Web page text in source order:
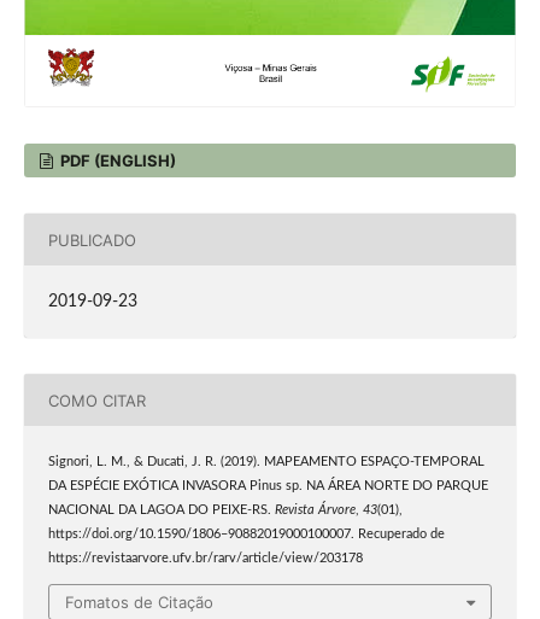
PDF (ENGLISH)
PUBLICADO
2019-09-23
COMO CITAR
Signori, L. M., & Ducati, J. R. (2019). MAPEAMENTO ESPAÇO-TEMPORAL
DA ESPÉCIE EXÓTICA INVASORA Pinus sp. NA ÁREA NORTE DO PARQUE
NACIONAL DA LAGOA DO PEIXE-RS. Revista Árvore, 43(01),
https://doi.org/10.1590/1806–90882019000100007. Recuperado de
https://revistaarvore.ufv.br/rarv/article/view/203178
Fomatos de Citação